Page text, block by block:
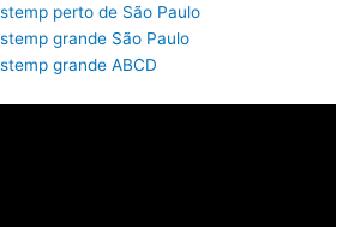
perto de São Paulo
grande São Paulo
grande ABCD